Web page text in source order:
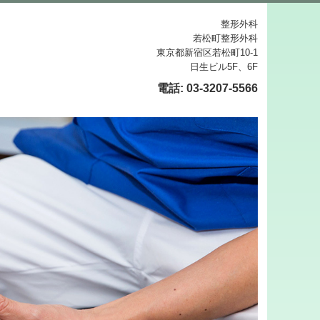
整形外科
若松町整形外科
東京都新宿区若松町10-1
日生ビル5F、6F
電話: 03-3207-5566